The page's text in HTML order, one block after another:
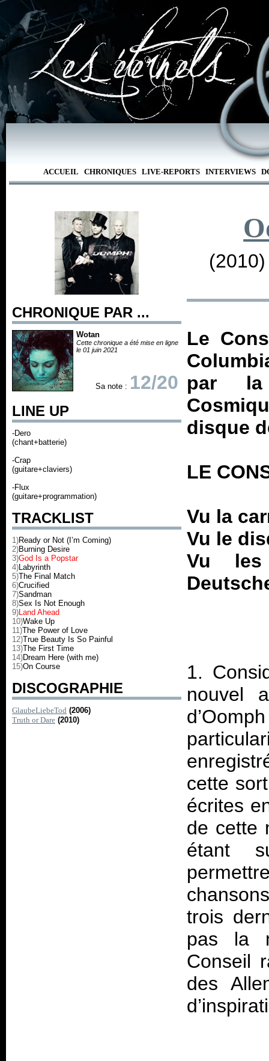
ACCUEIL CHRONIQUES LIVE-REPORTS INTERVIEWS
CHRONIQUE PAR ...
Wotan
Cette chronique a été mise en ligne
le 01 juin 2021
Sa note : 12/20
LINE UP
-Dero
(chant+batterie)
-Crap
(guitare+claviers)
-Flux
(guitare+programmation)
TRACKLIST
1)Ready or Not (I’m Coming)
2)Burning Desire
3)God Is a Popstar
4)Labyrinth
5)The Final Match
6)Crucified
7)Sandman
8)Sex Is Not Enough
9)Land Ahead
10)Wake Up
11)The Power of Love
12)True Beauty Is So Painful
13)The First Time
14)Dream Here (with me)
15)On Course
DISCOGRAPHIE
GlaubeLiebeTod (2006)
Truth or Dare (2010)
Le
par la
disque
LE
Vu la
Vu le
Vu les
1.
nouvel
cette
écrites
de cette
étant
trois
pas la
Conseil
des